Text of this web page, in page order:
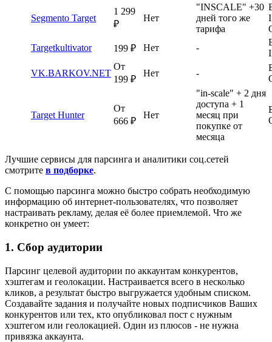
Segmento Target
1 299
₽
Нет
"INSCALE" +30
дней того же
тарифа
Targetkultivator
199 ₽ Нет -
VK.BARKOV.NET
От
199 ₽
Нет -
Target Hunter
От
666 ₽
Нет
"in-scale" + 2 дня
доступа + 1
месяц при
покупке от
месяца
Лучшие сервисы для парсинга и аналитики соц.сетей
смотрите в подборке.
С помощью парсинга можно быстро собрать необходимую
информацию об интернет-пользователях, что позволяет
настраивать рекламу, делая её более приемлемой. Что же
конкретно он умеет:
1. Сбор аудитории
Парсинг целевой аудитории по аккаунтам конкурентов,
хэштегам и геолокации. Настраивается всего в несколько
кликов, а результат быстро выгружается удобным списком.
Создавайте задания и получайте новых подписчиков Ваших
конкурентов или тех, кто опубликовал пост с нужным
хэштегом или геолокацией. Один из плюсов - не нужна
привязка аккаунта.